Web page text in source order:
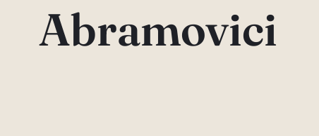
Abramovici